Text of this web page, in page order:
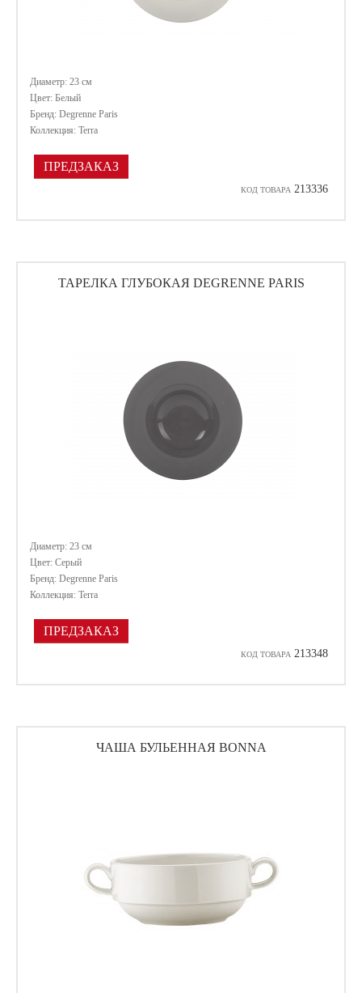
Диаметр: 23 cм
Цвет: Белый
Бренд: Degrenne Paris
Коллекция: Terra
ПРЕДЗАКАЗ
КОД ТОВАРА 213336
ТАРЕЛКА ГЛУБОКАЯ DEGRENNE PARIS
Диаметр: 23 см
Цвет: Серый
Бренд: Degrenne Paris
Коллекция: Terra
ПРЕДЗАКАЗ
КОД ТОВАРА 213348
ЧАША БУЛЬЕННАЯ BONNA